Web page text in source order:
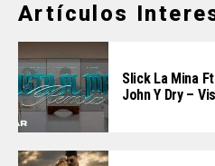
Artículos
Slick La Mina
John Y Dry –